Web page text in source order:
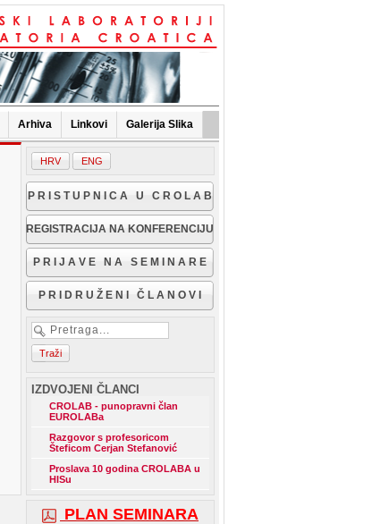
Arhiva Linkovi Galerija Slika
P R I S T U P N I C A U C R O L A B
REGISTRACIJA NA KONFERENCIJU
P R I J A V E N A S E M I N A R E
P R I D R U Ž E N I Č L A N O V I
IZDVOJENI ČLANCI
CROLAB - punopravni član
EUROLABa
Razgovor s profesoricom
Šteficom Cerjan Stefanović
Proslava 10 godina CROLABA u
HISu
PLAN SEMINARA